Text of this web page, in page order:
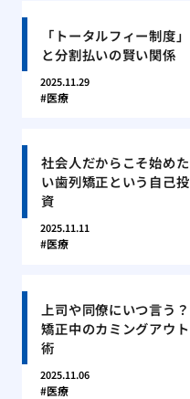
「トータルフィー制度」
と分割払いの賢い関係
2025.11.29
医療
社会人だからこそ始めた
い歯列矯正という自己投
資
2025.11.11
医療
上司や同僚にいつ言う？
矯正中のカミングアウト
術
2025.11.06
医療